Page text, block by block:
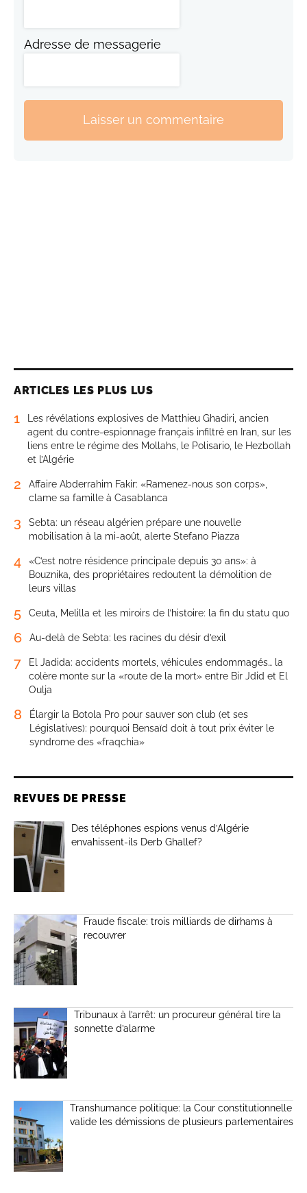
Adresse de messagerie
Laisser un commentaire
ARTICLES LES PLUS LUS
1
Les révélations explosives de Matthieu Ghadiri, ancien
agent du contre-espionnage français infiltré en Iran, sur les
liens entre le régime des Mollahs, le Polisario, le Hezbollah
et l’Algérie
2
Affaire Abderrahim Fakir: «Ramenez-nous son corps»,
clame sa famille à Casablanca
3
Sebta: un réseau algérien prépare une nouvelle
mobilisation à la mi-août, alerte Stefano Piazza
4
«C’est notre résidence principale depuis 30 ans»: à
Bouznika, des propriétaires redoutent la démolition de
leurs villas
5 Ceuta, Melilla et les miroirs de l’histoire: la fin du statu quo
6 Au-delà de Sebta: les racines du désir d’exil
7
El Jadida: accidents mortels, véhicules endommagés… la
colère monte sur la «route de la mort» entre Bir Jdid et El
Oulja
8
Élargir la Botola Pro pour sauver son club (et ses
Législatives): pourquoi Bensaïd doit à tout prix éviter le
syndrome des «fraqchia»
REVUES DE PRESSE
Des téléphones espions venus d’Algérie
envahissent-ils Derb Ghallef?
Fraude fiscale: trois milliards de dirhams à
recouvrer
Tribunaux à l’arrêt: un procureur général tire la
sonnette d’alarme
Transhumance politique: la Cour constitutionnelle
valide les démissions de plusieurs parlementaires